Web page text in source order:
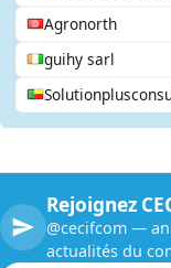
Agronorth
guihy sarl
Rejoignez
@cecifcom —
actualités du